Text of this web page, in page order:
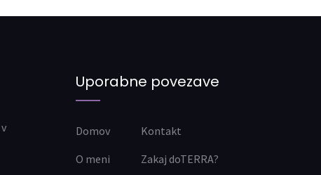
Uporabne povezave
Domov
O meni
Kontakt
Zakaj doTERRA?